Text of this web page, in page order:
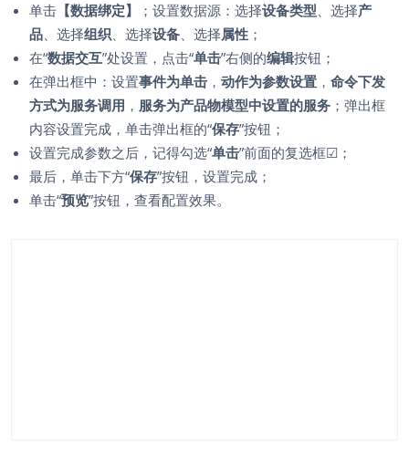
单击 【数据绑定】 ；设置数据源：选择设备类型、选择产
品、选择组织、选择设备、选择属性 ；
在“数据交互”处设置，点击“单击”右侧的编辑按钮；
在弹出框中：设置事件为单击 ， 动作为参数设置 ， 命令下发
方式为服务调用 ， 服务为产品物模型中设置的服务 ；弹出框
内容设置完成，单击弹出框的“保存”按钮；
设置完成参数之后，记得勾选“单击”前面的复选框☑ ；
最后，单击下方“保存”按钮，设置完成；
单击“预览”按钮，查看配置效果。